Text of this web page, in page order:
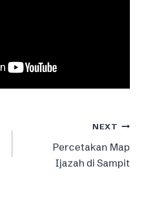
NEXT
Percetakan Map
Ijazah di Sampit